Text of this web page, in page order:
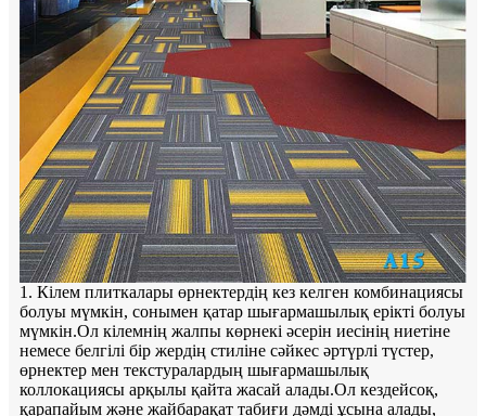
1. Кілем плиткалары өрнектердің кез келген комбинациясы
болуы мүмкін, сонымен қатар шығармашылық ерікті болуы
мүмкін.Ол кілемнің жалпы көрнекі әсерін иесінің ниетіне
немесе белгілі бір жердің стиліне сәйкес әртүрлі түстер,
өрнектер мен текстуралардың шығармашылық
коллокациясы арқылы қайта жасай алады.Ол кездейсоқ,
қарапайым және жайбарақат табиғи дәмді ұсына алады,